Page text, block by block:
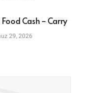
Cash – Carry
29, 2026